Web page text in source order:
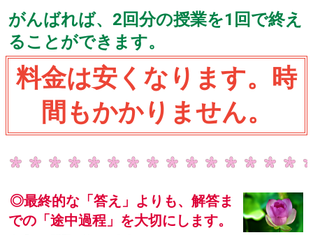
がんばれば、2回分の授業を1回で終え
ることができます。
料金は安くなります。時
間もかかりません。
◎最終的な「答え」よりも、解答ま
での「途中過程」を大切にします。